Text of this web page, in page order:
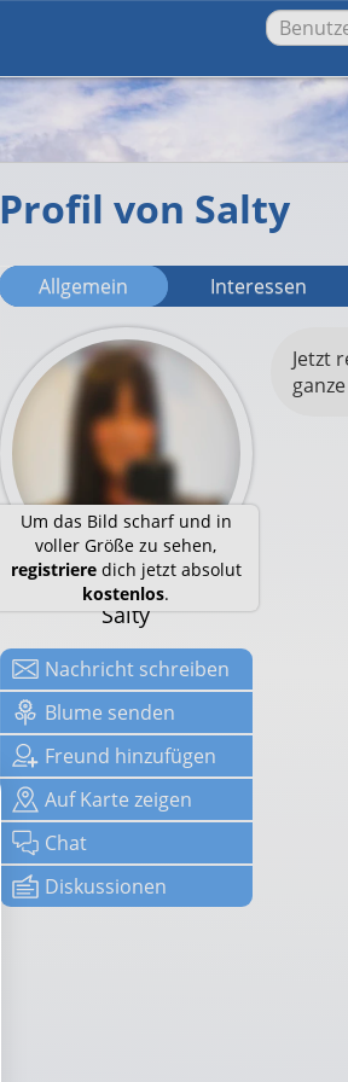
Profil von Salty
Allgemein Interessen
Um das Bild scharf und in
voller Größe zu sehen,
registrieredich jetzt absolut
kostenlos.
Salty
Nachricht schreiben
Blume senden
Freund hinzufügen
AufKarte zeigen
Chat
Diskussionen
Jetzt